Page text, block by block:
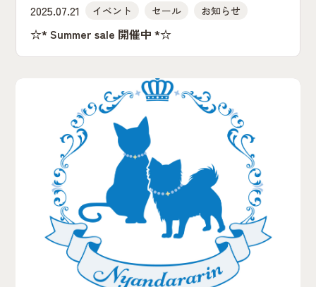
2025.07.21 イベント セール お知らせ
☆* Summer sale 開催中 *☆